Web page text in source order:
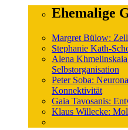
Ehemalige
Margret Bülow:
Stephanie Kath-
Alena
Selbstorganisation
Peter Soba:
Konnektivität
Gaia Tavosanis:
Klaus Willecke: